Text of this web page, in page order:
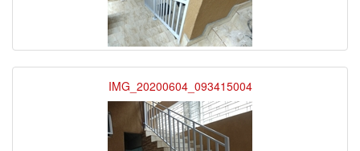
IMG_20200604_093415004